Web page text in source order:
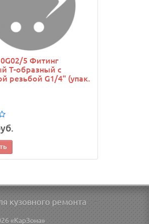
5 Фитинг
Т-образный с
резьбой G1/4" (упак.
кузовного ремонта
«КарЗона»